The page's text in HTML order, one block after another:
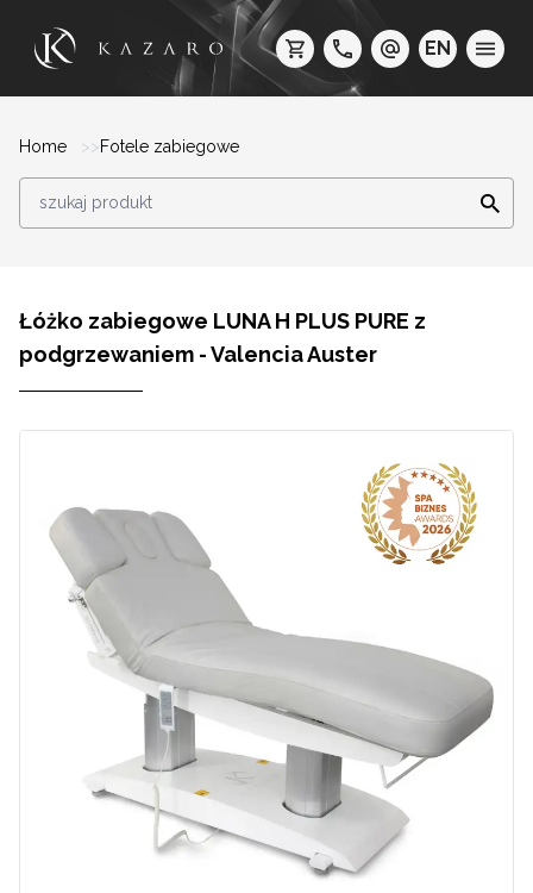
EN
Home Fotele zabiegowe
Łóżko zabiegowe LUNA H PLUS PURE z
podgrzewaniem - Valencia Auster